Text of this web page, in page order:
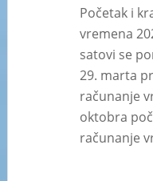
Početak i
vremena
satovi se
29. marta
računanje
oktobra
računanje